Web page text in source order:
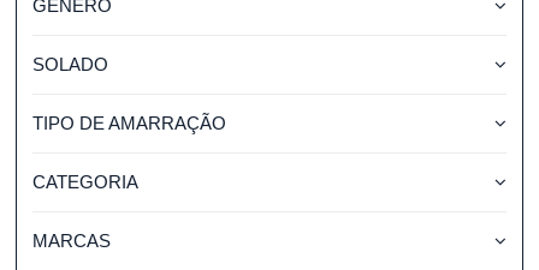
GÊNERO
SOLADO
TIPO DE AMARRAÇÃO
CATEGORIA
MARCAS